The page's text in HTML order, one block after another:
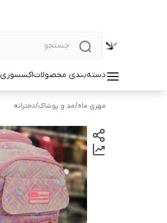
دسته‌بندی محصولاتاکسسوری
مهری ماه/مد و پوشاک/دخترانه